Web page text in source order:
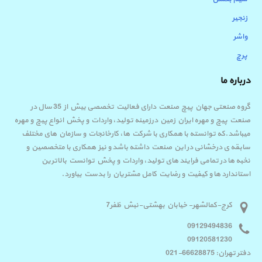
زنجیر
واشر
پرچ
درباره ما
گروه صنعتی جهان پیچ صنعت دارای فعالیت تخصصی بیش از 35 سال در
صنعت پیچ و مهره ایران زمین درزمینه تولید، واردات و پخش انواع پیچ و مهره
میباشد.که توانسته با همکاری با شرکت ها، کارخانجات و سازمان های مختلف
سابقه ی درخشانی در این صنعت داشته باشد و نیز همکاری با متخصصین و
نخبه ها در تمامی فرایند های تولید، واردات و پخش توانست بالاترین
استاندارد ها و کیفیت و رضایت کامل مشتریان را بدست بیاورد.
کرج-کمالشهر- خیابان بهشتی-نبش ظفر7
09129494836
09120581230
دفتر تهران: 66628875-021